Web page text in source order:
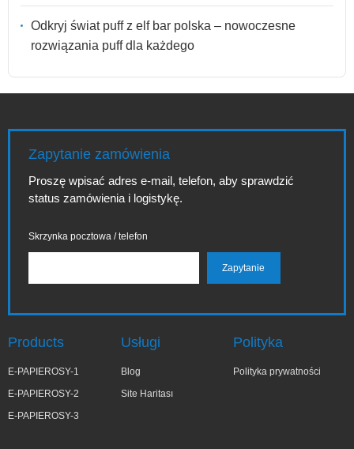
Odkryj świat puff z elf bar polska – nowoczesne
rozwiązania puff dla każdego
Zapytanie zamówienia
Proszę wpisać adres e-mail, telefon, aby sprawdzić
status zamówienia i logistykę.
Skrzynka pocztowa / telefon
Products
E-PAPIEROSY-1
E-PAPIEROSY-2
E-PAPIEROSY-3
Usługi
Blog
Site Haritası
Polityka
Polityka prywatności